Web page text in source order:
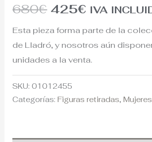
680€ 425€ IVA
Esta pieza forma parte de la
de Lladró, y nosotros aún
unidades a la venta.
SKU:01012455
Categorías:Figuras retiradas,Mujeres